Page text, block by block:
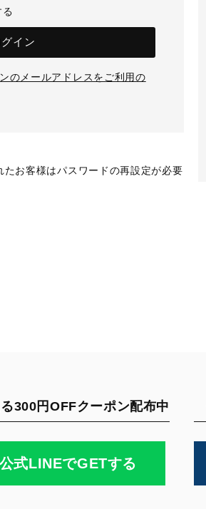
グイン
のメールアドレスをご利用の
お客様はパスワードの再設定が必要
300円OFFクーポン配布中
公式LINEでGETする